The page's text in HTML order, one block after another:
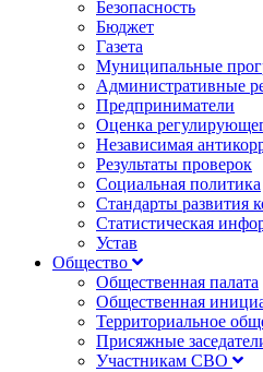
Безопасность
Бюджет
Газета
Муниципальные
Административные
Предприниматели
Оценка
Независимая
Результаты проверок
Социальная политика
Стандарты развития
Статистическая
Устав
Общество
Общественная палата
Общественная
Территориальное
Присяжные
Участникам СВО